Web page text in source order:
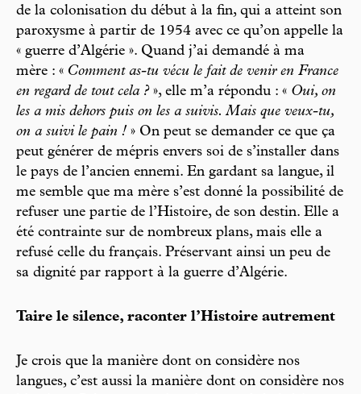
de la colonisation du début à la fin, qui a atteint son
paroxysme à partir de 1954 avec ce qu’on appelle la
« guerre d’Algérie ». Quand j’ai demandé à ma
mère : « Comment as-tu vécu le fait de venir en France
en regard de tout cela ?», elle m’a répondu : « Oui, on
les a mis dehors puis on les a suivis. Mais que veux-tu,
on a suivi le pain ! » On peut se demander ce que ça
peut générer de mépris envers soi de s’installer dans
le pays de l’ancien ennemi. En gardant sa langue, il
me semble que ma mère s’est donné la possibilité de
refuser une partie de l’Histoire, de son destin. Elle a
été contrainte sur de nombreux plans, mais elle a
refusé celle du français. Préservant ainsi un peu de
sa dignité par rapport à la guerre d’Algérie.
Taire le silence, raconter l’Histoire autrement
Je crois que la manière dont on considère nos
langues, c’est aussi la manière dont on considère nos